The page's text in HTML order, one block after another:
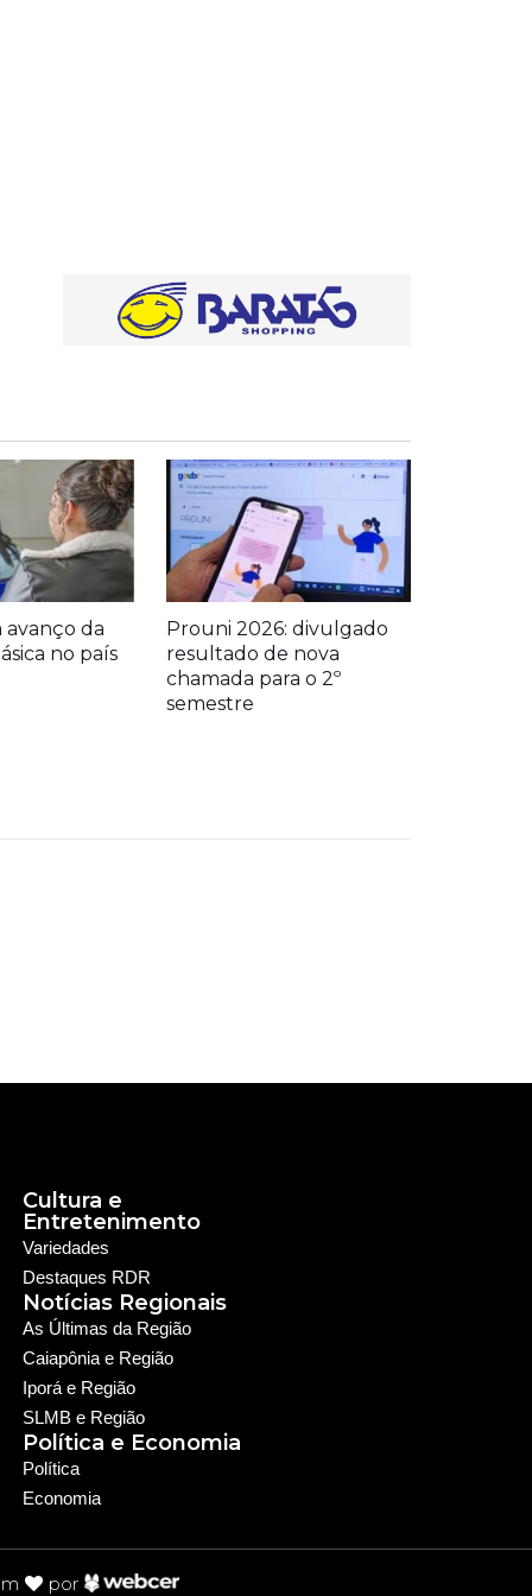
avanço da
no país
Prouni 2026: divulgado
resultado de nova
chamada para o 2º
semestre
Cultura e
Entretenimento
Política e Economia
Notícias Regionais
Política
Economia
As Últimas da Região
Caiapônia e Região
Iporá e Região
SLMB e Região
Variedades
Destaques RDR
por